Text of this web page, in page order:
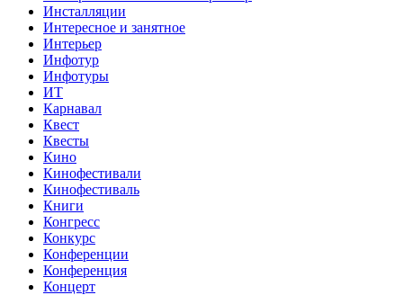
Инсталляции
Интересное и занятное
Интерьер
Инфотур
Инфотуры
ИТ
Карнавал
Квест
Квесты
Кино
Кинофестивали
Кинофестиваль
Книги
Конгресс
Конкурс
Конференции
Конференция
Концерт